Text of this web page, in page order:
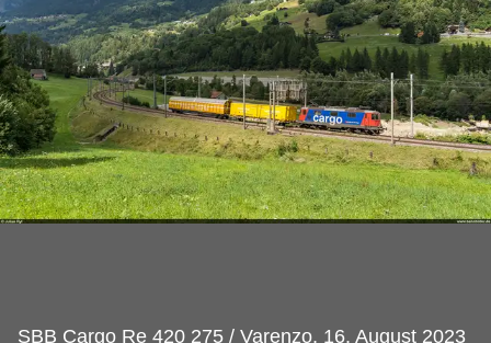
SBB Cargo Re 420 275 / Varenzo, 16. August 2023